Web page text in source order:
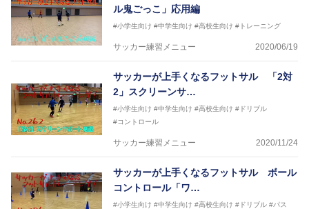
ル鬼ごっこ」応用編
#小学生向け #中学生向け #高校生向け #トレーニング
サッカー練習メニュー 2020/06/19
サッカーが上手くなるフットサル 「2対
2」スクリーンサ…
#小学生向け #中学生向け #高校生向け #ドリブル
#コントロール
サッカー練習メニュー 2020/11/24
サッカーが上手くなるフットサル ボール
コントロール「ワ…
#小学生向け #中学生向け #高校生向け #ドリブル #パス